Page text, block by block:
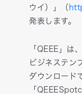
ウイ）」（
発表します。
「QEEE」は
ビジネステン
ダウンロード
「